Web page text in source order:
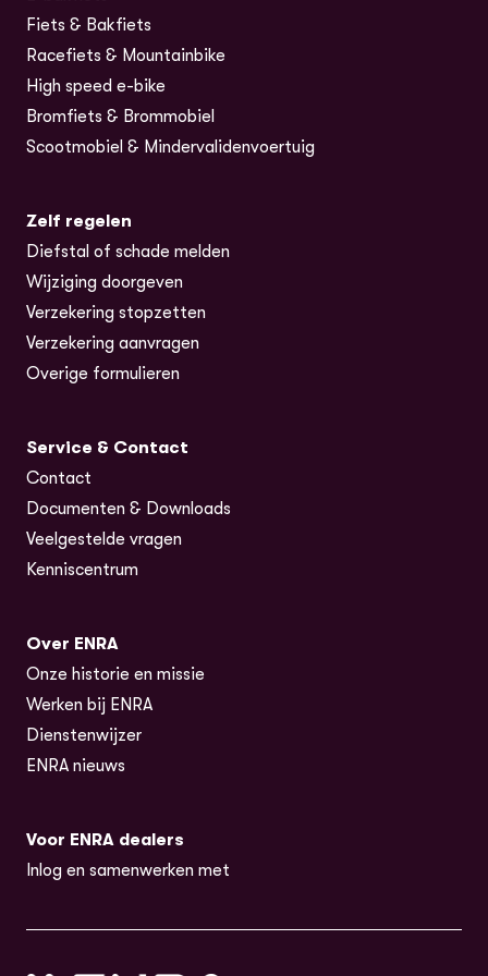
Fiets & Bakfiets
Racefiets & Mountainbike
High speed e-bike
Bromfiets & Brommobiel
Scootmobiel & Mindervalidenvoertuig
Zelf regelen
Diefstal of schade melden
Wijziging doorgeven
Verzekering stopzetten
Verzekering aanvragen
Overige formulieren
Service & Contact
Contact
Documenten & Downloads
Veelgestelde vragen
Kenniscentrum
Over ENRA
Onze historie en missie
Werken bij ENRA
Dienstenwijzer
ENRA nieuws
Voor ENRA dealers
Inlog en samenwerken met